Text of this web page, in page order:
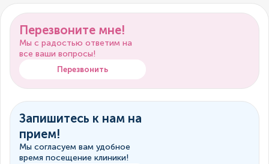
Перезвоните мне!
Мы с радостью ответим на
все ваши вопросы!
Перезвонить
Запишитесь к нам на
прием!
Мы согласуем вам удобное
время посещение клиники!